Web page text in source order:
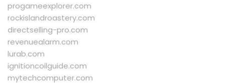
progameexplorer.com
rockislandroastery.com
directselling-pro.com
revenuealarm.com
lurab.com
ignitioncoilguide.com
mytechcomputer.com